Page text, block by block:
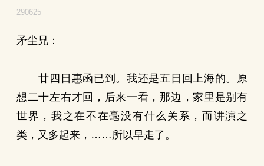
290625
矛尘兄：
廿四日惠函已到。我还是五日回上海的。原
想二十左右才回，后来一看，那边，家里是别有
世界，我之在不在毫没有什么关系，而讲演之
类，又多起来，……所以早走了。